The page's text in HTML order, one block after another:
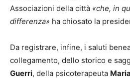
Associazioni della città «che, in
differenza» ha chiosato la
Da registrare, infine, i saluti
collegamento, dello storico e
Guerri, della psicoterapeuta